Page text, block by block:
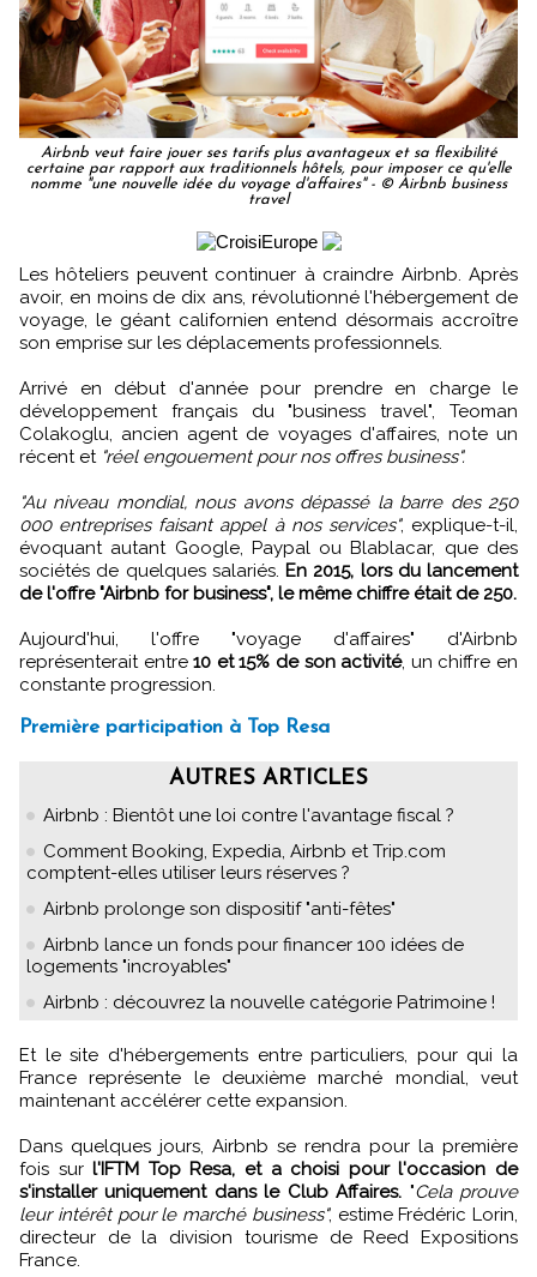
Airbnb veut faire jouer ses tarifs plus avantageux et sa flexibilité
certaine par rapport aux traditionnels hôtels, pour imposer ce qu'elle
nomme "une nouvelle idée du voyage d'affaires" - © Airbnb business
travel
Les hôteliers peuvent continuer à craindre Airbnb. Après
avoir, en moins de dix ans, révolutionné l'hébergement de
voyage, le géant californien entend désormais accroître
son emprise sur les déplacements professionnels.
Arrivé en début d'année pour prendre en charge le
développement français du "business travel", Teoman
Colakoglu, ancien agent de voyages d'affaires, note un
récent et "réel engouement pour nos offres business".
"Au niveau mondial, nous avons dépassé la barre des 250
000 entreprises faisant appel à nos services", explique-t-il,
évoquant autant Google, Paypal ou Blablacar, que des
sociétés de quelques salariés. En 2015, lors du lancement
de l'offre "Airbnb for business", le même chiffre était de 250.
Aujourd'hui, l'offre "voyage d'affaires" d'Airbnb
représenterait entre10 et 15% de son activité, un chiffre en
constante progression.
Première participation à Top Resa
AUTRES ARTICLES
Airbnb : Bientôt une loi contre l'avantage fiscal ?
Comment Booking, Expedia, Airbnb et Trip.com
comptent-elles utiliser leurs réserves ?
Airbnb prolonge son dispositif "anti-fêtes"
Airbnb lance un fonds pour financer 100 idées de
logements "incroyables"
Airbnb : découvrez la nouvelle catégorie Patrimoine !
Et le site d'hébergements entre particuliers, pour qui la
France représente le deuxième marché mondial, veut
maintenant accélérer cette expansion.
Dans quelques jours, Airbnb se rendra pour la première
fois sur l'IFTM Top Resa, et a choisi pour l'occasion de
s'installer uniquement dans le Club Affaires. "Cela prouve
leur intérêt pour le marché business", estime Frédéric Lorin,
directeur de la division tourisme de Reed Expositions
France.